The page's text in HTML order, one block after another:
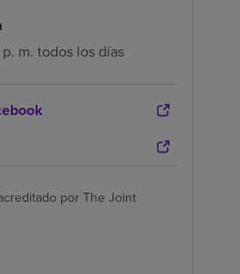
m. todos los días
por The Joint